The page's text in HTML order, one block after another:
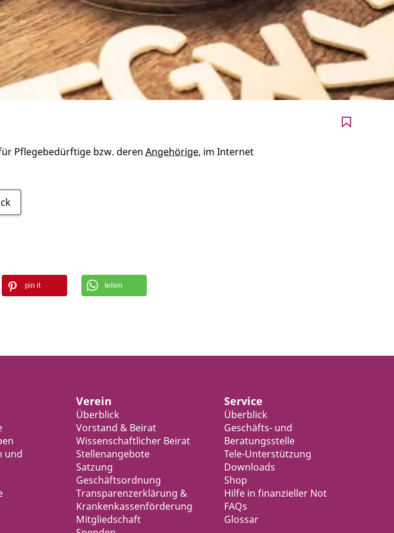
Pflegebedürftige bzw. deren Angehörige, im Internet
pin it teilen
und
Verein
Überblick
Vorstand & Beirat
Wissenschaftlicher Beirat
Stellenangebote
Satzung
Geschäftsordnung
Transparenzerklärung &
Krankenkassenförderung
Mitgliedschaft
Service
Überblick
Geschäfts- und
Beratungsstelle
Tele-Unterstützung
Downloads
Shop
Hilfe in finanzieller Not
FAQs
Glossar